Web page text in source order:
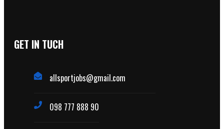
GET IN TUCH
allsportjobs@gmail.com
098 777 888 90